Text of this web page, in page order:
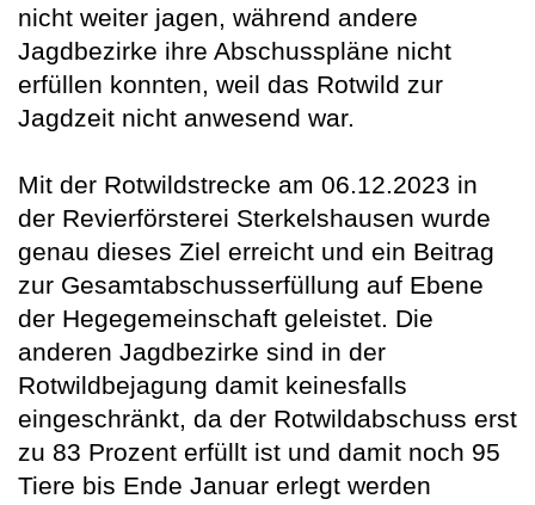
nicht weiter jagen, während andere
Jagdbezirke ihre Abschusspläne nicht
erfüllen konnten, weil das Rotwild zur
Jagdzeit nicht anwesend war.
Mit der Rotwildstrecke am 06.12.2023 in
der Revierförsterei Sterkelshausen wurde
genau dieses Ziel erreicht und ein Beitrag
zur Gesamtabschusserfüllung auf Ebene
der Hegegemeinschaft geleistet. Die
anderen Jagdbezirke sind in der
Rotwildbejagung damit keinesfalls
eingeschränkt, da der Rotwildabschuss erst
zu 83 Prozent erfüllt ist und damit noch 95
Tiere bis Ende Januar erlegt werden